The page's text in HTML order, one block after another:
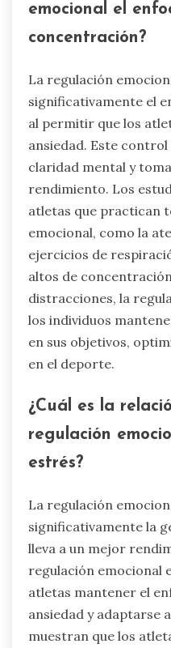
emocional el
concentración?
La regulación
significativamente el
al permitir que los
ansiedad. Este
claridad mental y
rendimiento. Los
atletas que practican
emocional, como la
ejercicios de
altos de
distracciones, la
los individuos
en sus objetivos,
en el deporte.
¿Cuál es la
regulación
estrés?
La regulación
significativamente la
lleva a un mejor
regulación emocional
atletas mantener el
ansiedad y adaptarse
muestran que los